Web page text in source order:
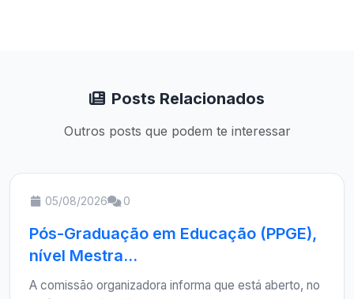
Posts Relacionados
Outros posts que podem te interessar
05/08/2026 0
Pós-Graduação em Educação (PPGE),
nível Mestra...
A comissão organizadora informa que está aberto, no